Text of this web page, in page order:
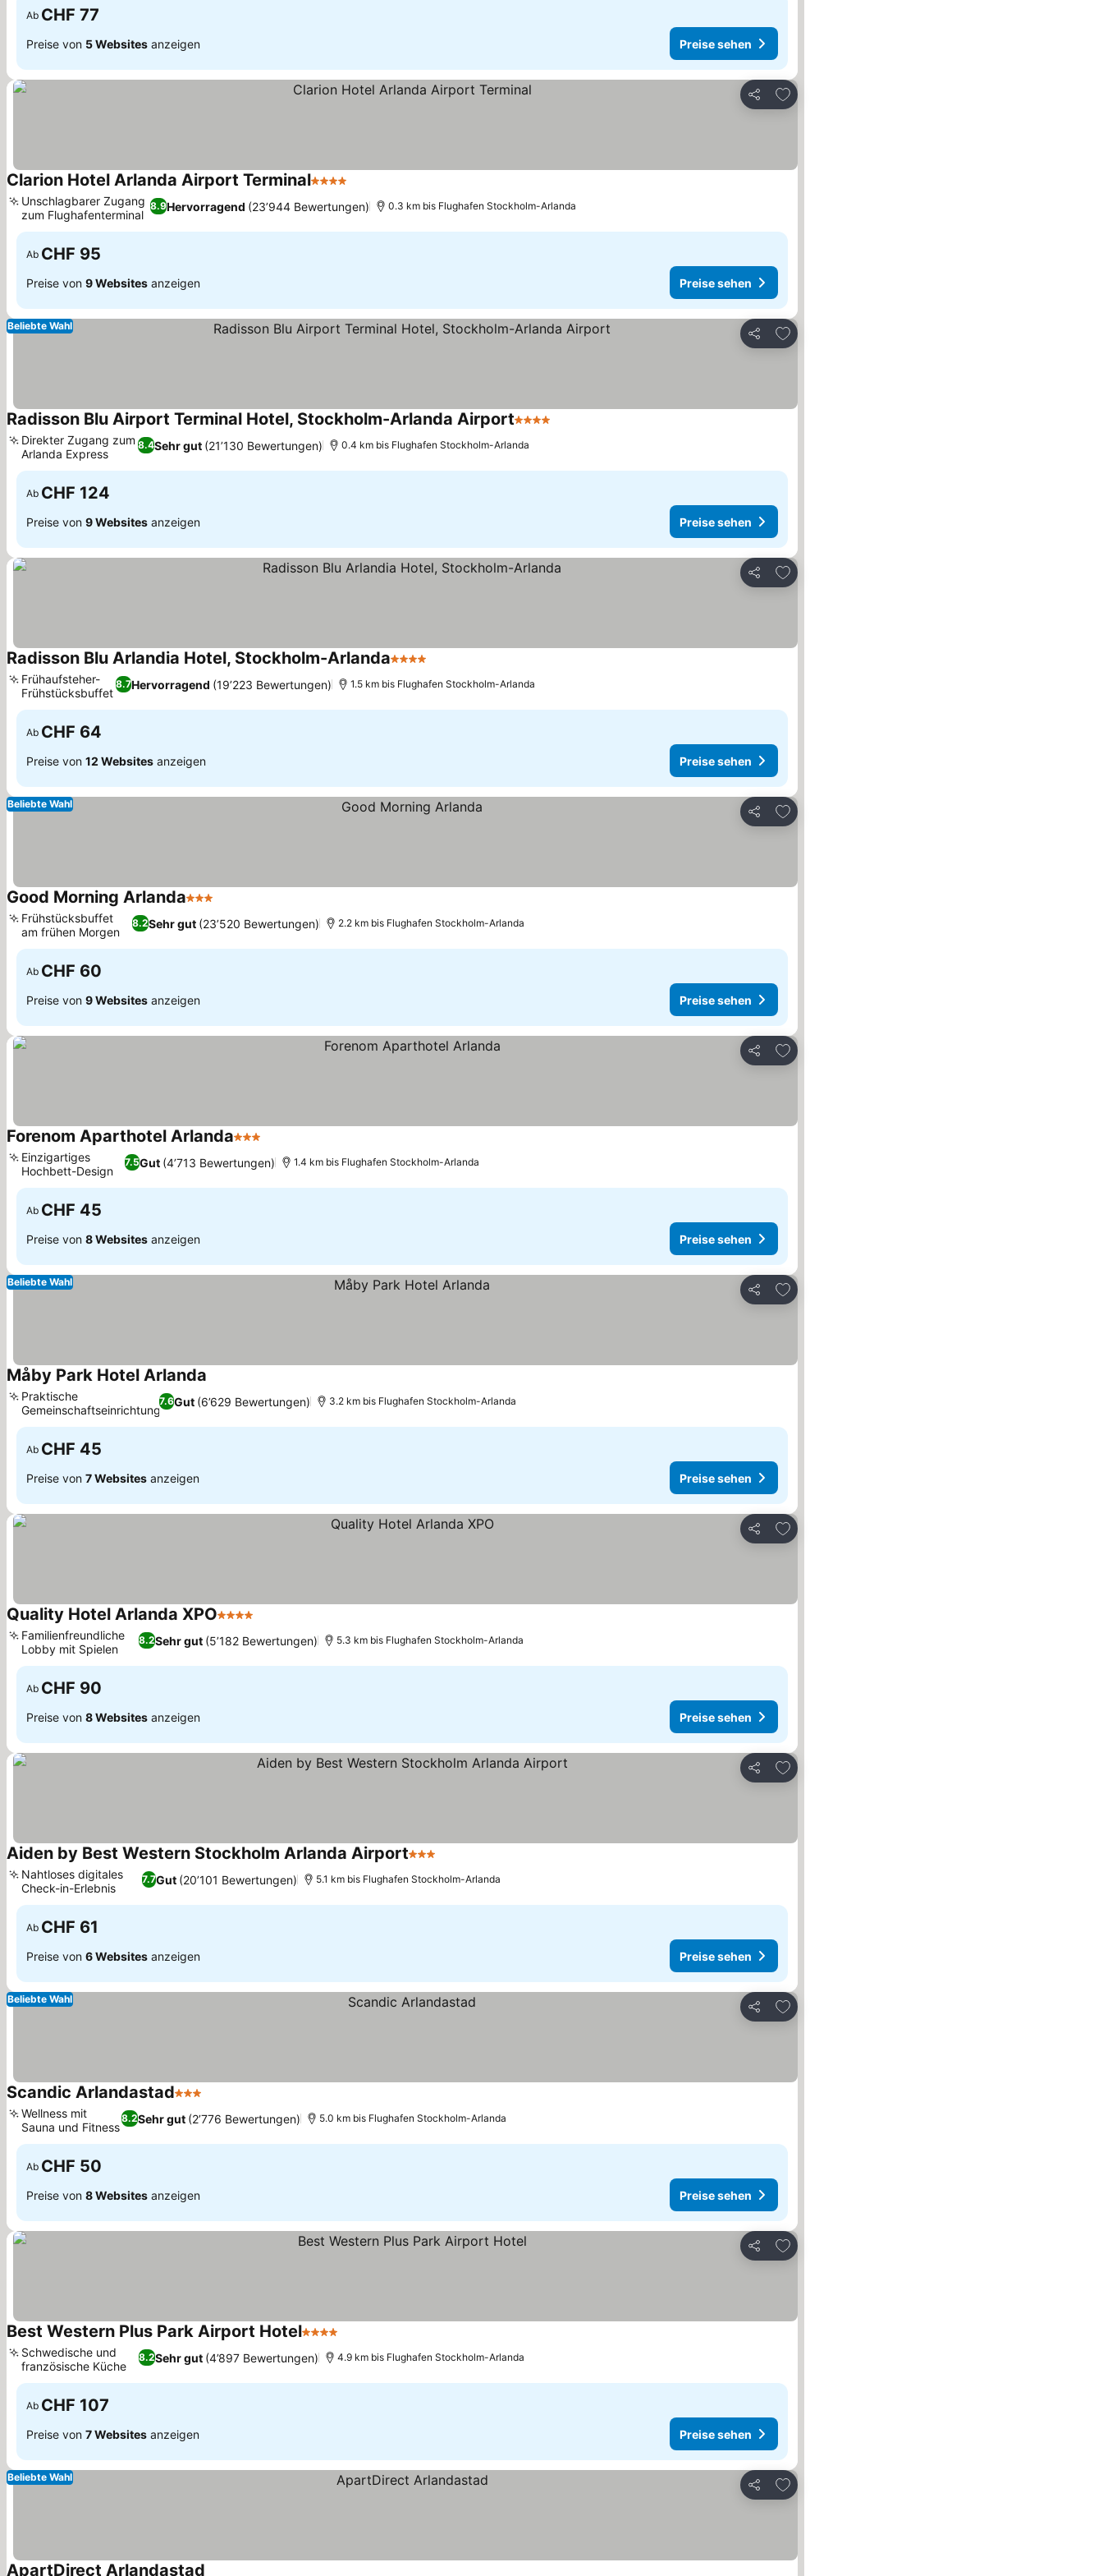
Ab CHF 77
Preise von 5 Websites anzeigen Preise sehen
Teilen
Zu Favoriten hinzufügen
Clarion Hotel Arlanda Airport Terminal4 Sterne
8.9Hervorragend (23’944 Bewertungen)
Unschlagbarer Zugang
zum Flughafenterminal
0.3 km bis Flughafen Stockholm-Arlanda
Ab CHF 95
Preise von 9 Websites anzeigen Preise sehen
Teilen
Zu Favoriten hinzufügen
Beliebte Wahl
Radisson Blu Airport Terminal Hotel, Stockholm-Arlanda Airport4 Sterne
8.4Sehr gut (21’130 Bewertungen)
Direkter Zugang zum
Arlanda Express
0.4 km bis Flughafen Stockholm-Arlanda
Ab CHF 124
Preise von 9 Websites anzeigen Preise sehen
Teilen
Zu Favoriten hinzufügen
Radisson Blu Arlandia Hotel, Stockholm-Arlanda4 Sterne
8.7Hervorragend (19’223 Bewertungen)
Frühaufsteher-
Frühstücksbuffet
1.5 km bis Flughafen Stockholm-Arlanda
Ab CHF 64
Preise von 12 Websites anzeigen Preise sehen
Teilen
Zu Favoriten hinzufügen
Beliebte Wahl
Good Morning Arlanda3 Sterne
8.2Sehr gut (23’520 Bewertungen)
Frühstücksbuffet
am frühen Morgen
2.2 km bis Flughafen Stockholm-Arlanda
Ab CHF 60
Preise von 9 Websites anzeigen Preise sehen
Teilen
Zu Favoriten hinzufügen
Forenom Aparthotel Arlanda3 Sterne
7.5Gut (4’713 Bewertungen)
Einzigartiges
Hochbett-Design
1.4 km bis Flughafen Stockholm-Arlanda
Ab CHF 45
Preise von 8 Websites anzeigen Preise sehen
Teilen
Zu Favoriten hinzufügen
Beliebte Wahl
Måby Park Hotel Arlanda
7.6Gut (6’629 Bewertungen)
Praktische
Gemeinschaftseinrichtungen
3.2 km bis Flughafen Stockholm-Arlanda
Ab CHF 45
Preise von 7 Websites anzeigen Preise sehen
Teilen
Zu Favoriten hinzufügen
Quality Hotel Arlanda XPO4 Sterne
8.2Sehr gut (5’182 Bewertungen)
Familienfreundliche
Lobby mit Spielen
5.3 km bis Flughafen Stockholm-Arlanda
Ab CHF 90
Preise von 8 Websites anzeigen Preise sehen
Teilen
Zu Favoriten hinzufügen
Aiden by Best Western Stockholm Arlanda Airport3 Sterne
7.7Gut (20’101 Bewertungen)
Nahtloses digitales
Check-in-Erlebnis
5.1 km bis Flughafen Stockholm-Arlanda
Ab CHF 61
Preise von 6 Websites anzeigen Preise sehen
Teilen
Zu Favoriten hinzufügen
Beliebte Wahl
Scandic Arlandastad3 Sterne
8.2Sehr gut (2’776 Bewertungen)
Wellness mit
Sauna und Fitness
5.0 km bis Flughafen Stockholm-Arlanda
Ab CHF 50
Preise von 8 Websites anzeigen Preise sehen
Teilen
Zu Favoriten hinzufügen
Best Western Plus Park Airport Hotel4 Sterne
8.2Sehr gut (4’897 Bewertungen)
Schwedische und
französische Küche
4.9 km bis Flughafen Stockholm-Arlanda
Ab CHF 107
Preise von 7 Websites anzeigen Preise sehen
Teilen
Zu Favoriten hinzufügen
Beliebte Wahl
ApartDirect Arlandastad